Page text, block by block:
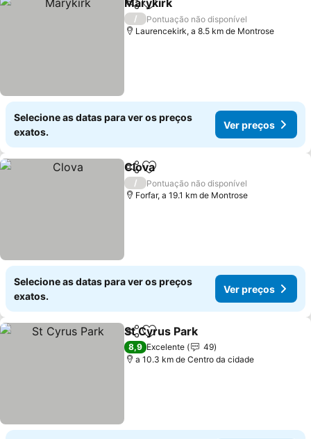
PartilharAdicionar aos favoritos
Marykirk
/
Pontuação não disponível
Laurencekirk, a 8.5 km de Montrose
Selecione as datas para ver os preços
exatos.
Ver preços
PartilharAdicionar aos favoritos
Clova
/
Pontuação não disponível
Forfar, a 19.1 km de Montrose
Selecione as datas para ver os preços
exatos.
Ver preços
PartilharAdicionar aos favoritos
St Cyrus Park
8,9 Excelente
49
a 10.3 km de Centro da cidade